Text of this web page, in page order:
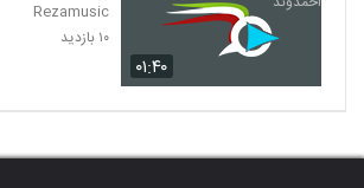
۰۱:۴۰
Rezamusic
۱۰ بازدید